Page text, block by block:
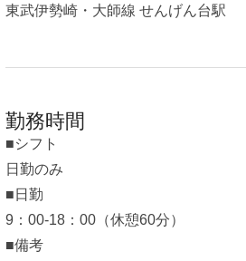
東武伊勢崎・大師線 せんげん台駅
勤務時間
■シフト
日勤のみ
■日勤
9：00-18：00（休憩60分）
■備考